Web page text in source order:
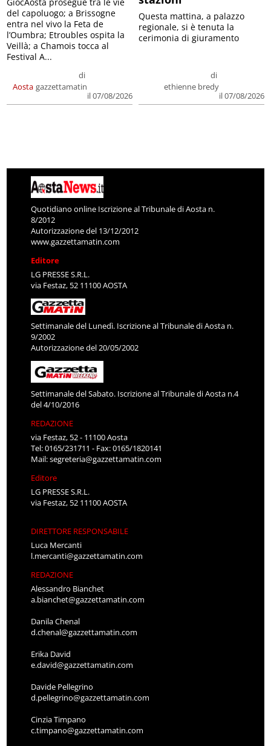
Aosta
di
gazzettamatin
il 07/08/2026
del capoluogo; a Brissogne
entra nel vivo la Feta de
l’Oumbra; Etroubles ospita la
Veillà; a Chamois tocca al
Festival A...
di
ethienne bredy
il 07/08/2026
Questa mattina, a palazzo
regionale, si è tenuta la
cerimonia di giuramento
Quotidiano online Iscrizione al Tribunale di Aosta n.
8/2012
Autorizzazione del 13/12/2012
www.gazzettamatin.com
Editore
LG PRESSE S.R.L.
via Festaz, 52 11100 AOSTA
Settimanale del Lunedì. Iscrizione al Tribunale di Aosta n.
9/2002
Autorizzazione del 20/05/2002
Settimanale del Sabato. Iscrizione al Tribunale di Aosta n.4
del 4/10/2016
REDAZIONE
via Festaz, 52 - 11100 Aosta
Tel: 0165/231711 - Fax: 0165/1820141
Mail:segreteria@gazzettamatin.com
Editore
LG PRESSE S.R.L.
via Festaz, 52 11100 AOSTA
DIRETTORE RESPONSABILE
Luca Mercanti
l.mercanti@gazzettamatin.com
REDAZIONE
Alessandro Bianchet
a.bianchet@gazzettamatin.com
Danila Chenal
d.chenal@gazzettamatin.com
Erika David
e.david@gazzettamatin.com
Davide Pellegrino
d.pellegrino@gazzettamatin.com
Cinzia Timpano
c.timpano@gazzettamatin.com